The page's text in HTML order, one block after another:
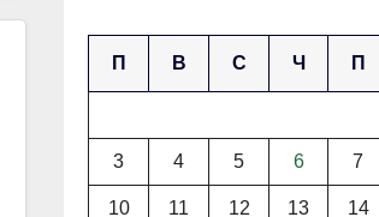
П В С Ч П
3 4 5 6 7
10 11 12 13 14